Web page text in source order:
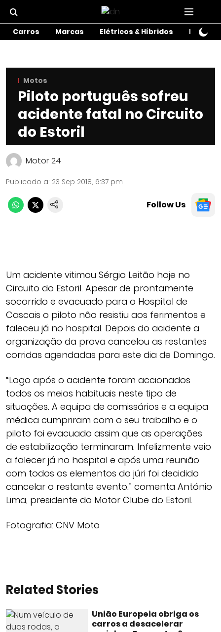
Carros Marcas Elétricos & Híbridos Motos
Motos
Piloto português sofreu
acidente fatal no Circuito
do Estoril
Motor 24
Publicado a: 23 Sep 2018, 6:37 pm
Follow Us
Um acidente vitimou Sérgio Leitão hoje no
Circuito do Estoril. Apesar de prontamente
socorrido e evacuado para o Hospital de
Cascais o piloto não resistiu aos ferimentos e
faleceu já no hospital. Depois do acidente a
organização da prova cancelou as restantes
corridas agendadas para este dia de Domingo.
“Logo após o acidente foram accionados
todos os meios habituais neste tipo de
situações. A equipa de comissários e a equipa
médica cumpriram com o seu trabalho e o
piloto foi evacuado assim que as operações
de estabilização terminaram. Infelizmente veio
a falecer já no hospital e após uma reunião
com todos os elementos do júri foi decidido
cancelar o restante evento.” comenta António
Lima, presidente do Motor Clube do Estoril.
Fotografia: CNV Moto
Related Stories
União Europeia obriga os
carros a desacelerar